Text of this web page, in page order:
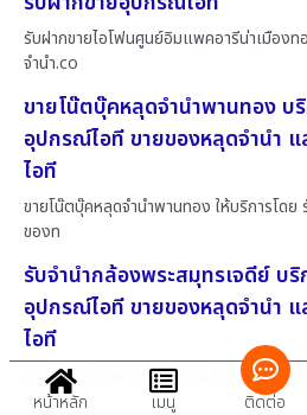
รับฝากขายไอโฟนศูนย์อิมแพคอารีน่าเมืองท
จํานํา.co
ขายโน๊ตบุ๊คหลุดจำนำพานทอง บ
อุปกรณ์ไอที ขายของหลุดจำนำ
ไอที
ขายโน๊ตบุ๊คหลุดจำนำพานทอง ให้บริการโดย
ของท
รับจำนำกล้องพระสมุทรเจดีย์ บริ
อุปกรณ์ไอที ขายของหลุดจำนำ
ไอที
รับจำนำกล้องพระสมุทรเจดีย์ ให้บริการโด
ของ
หน้าหลัก เมนู ติดต่อ